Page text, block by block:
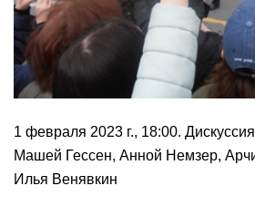
1 февраля 2023 г., 18:00.
Машей Гессен, Анной Немзер,
Илья Венявкин